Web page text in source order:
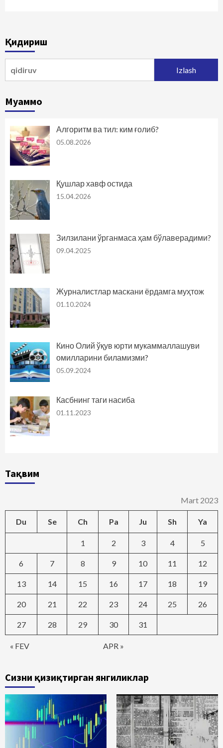
Қидириш
Муаммо
Алгоритм ва тил: ким ғолиб?
05.08.2026
Қушлар хавф остида
15.04.2026
Зилзилани ўрганмаса ҳам бўлаверадими?
09.04.2025
Журналистлар маскани ёрдамга муҳтож
01.10.2024
Кино Олий ўқув юрти мукаммаллашуви
омилларини биламизми?
05.09.2024
Касбнинг таги насиба
01.11.2023
Тақвим
Mart 2023
Du Se Ch Pa Ju Sh Ya
« FEV APR »
1 2 3 4 5
6 7 8 9 10 11 12
13 14 15 16 17 18 19
20 21 22 23 24 25 26
27 28 29 30 31
Сизни қизиқтирган янгиликлар